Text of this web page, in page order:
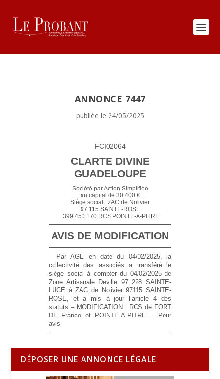
ANNONCE 7447
publiée le 24/05/2025
FCI02064
CLARTE DIVINE
GUADELOUPE
Société par Action Simplifiée
au capital de 30 400 €
Siège social : ZAC de Nolivier
97 115 SAINTE-ROSE
399 450 170 RCS POINTE-A-PITRE
AVIS DE MODIFICATION
Par AGE en date du 04/02/2025, la
collectivité des associés a transféré le
siège social à compter du 04/02/2025 de
Zone Artisanale Deville 97 228 SAINTE-
LUCE à ZAC de Nolivier 97115 SAINTE-
ROSE, et a mis à jour l’article 4 des
statuts – MODIFICATION : RCS de FORT
DE France et POINTE-A-PITRE – Pour
avis
DÉPOSER UNE ANNONCE LÉGALE